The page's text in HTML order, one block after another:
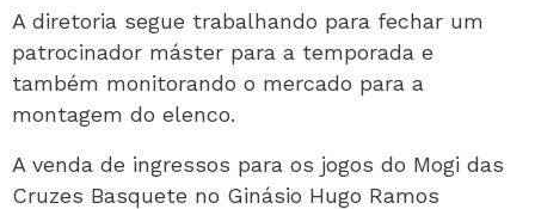
A diretoria segue trabalhando para fechar um
patrocinador máster para a temporada e
também monitorando o mercado para a
montagem do elenco.
A venda de ingressos para os jogos do Mogi das
Cruzes Basquete no Ginásio Hugo Ramos